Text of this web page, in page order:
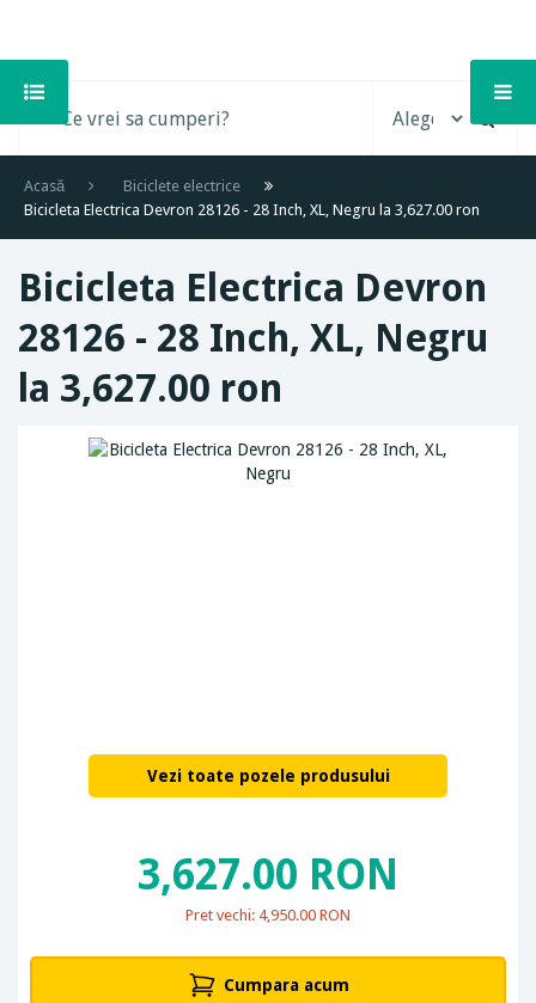
Acasă
Biciclete electrice
Bicicleta Electrica Devron 28126 - 28 Inch, XL, Negru la 3,627.00 ron
Bicicleta Electrica Devron
28126 - 28 Inch, XL, Negru
la 3,627.00 ron
Vezi toate pozele produsului
3,627.00 RON
Pret vechi: 4,950.00 RON
Cumpara acum